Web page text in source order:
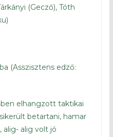
(Gecző), Tóth
(Asszisztens edző:
elhangzott taktikai
betartani, hamar
alig- alig volt jó